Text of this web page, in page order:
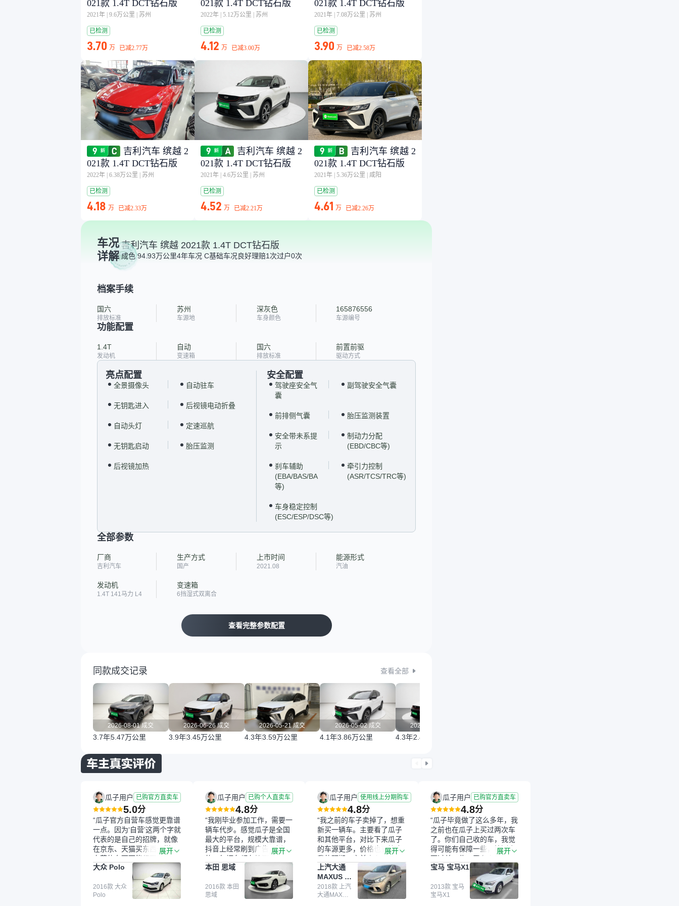
021款 1.4T DCT钻石版
2021年 9.6万公里 苏州
已检测
3.70 万 已减2.77万
021款 1.4T DCT钻石版
2022年 5.12万公里 苏州
已检测
4.12 万 已减3.00万
021款 1.4T DCT钻石版
2021年 7.08万公里 苏州
已检测
3.90 万 已减2.58万
吉利汽车 缤越 2
021款 1.4T DCT钻石版
2022年 6.38万公里 苏州
已检测
4.18 万 已减2.33万
吉利汽车 缤越 2
021款 1.4T DCT钻石版
2021年 4.6万公里 苏州
已检测
4.52 万 已减2.21万
吉利汽车 缤越 2
021款 1.4T DCT钻石版
2021年 5.36万公里 咸阳
已检测
4.61 万 已减2.26万
车况
详解
吉利汽车 缤越 2021款 1.4T DCT钻石版
成色 94.93万公里4年车况 C基础车况良好理赔1次过户0次
档案手续
国六
排放标准
苏州
车源地
深灰色
车身颜色
165876556
车源编号
功能配置
1.4T
发动机
自动
变速箱
国六
排放标准
前置前驱
驱动方式
亮点配置
全景摄像头 自动驻车
无钥匙进入 后视镜电动折叠
自动头灯 定速巡航
无钥匙启动 胎压监测
后视镜加热
安全配置
驾驶座安全气
囊
副驾驶安全气囊
前排侧气囊 胎压监测装置
安全带未系提
示
制动力分配
(EBD/CBC等)
刹车辅助
(EBA/BAS/BA
等)
牵引力控制
(ASR/TCS/TRC等)
车身稳定控制
(ESC/ESP/DSC等)
全部参数
厂商
吉利汽车
生产方式
国产
上市时间
2021.08
能源形式
汽油
发动机
1.4T 141马力 L4
变速箱
6挡湿式双离合
查看完整参数配置
同款成交记录 查看全部
2026-08-01 成交
3.7年5.47万公里
2026-06-26 成交
3.9年3.45万公里
2026-05-21 成交
4.3年3.59万公里
2026-05-02 成交
4.1年3.86万公里
2026-04-09 成交
4.3年2.48万公里
瓜子用户 已购官方直卖车
5.0分
“瓜子官方自营车感觉更靠谱
一点。因为‘自营’这两个字就
代表的是自己的招牌，就像
在京东、天猫买东西一样，
自营的东西可能都要好一
点。就是这种刻板印象吧。
一开始买二手车的时候，我
确实有担心过事故车、泡水
车这些问题。瓜子的检测报
展开
大众 Polo
2016款 大众
Polo
瓜子用户 已购个人直卖车
4.8分
“我刚毕业参加工作，需要一
辆车代步。感觉瓜子是全国
最大的平台，规模大靠谱，
抖音上经常刷到广告，挺火
的。每辆车都有检测报告，
这个让我很放心。去外面买
车全凭卖家一张嘴，不敢
买。我买了本田思域，白
色，过户次数少，公里数符
展开
本田 思域
2016款 本田
思域
瓜子用户 使用线上分期购车
4.8分
“我之前的车子卖掉了，想重
新买一辆车。主要看了瓜子
和其他平台，对比下来瓜子
的车源更多，价格也更符合
我的预期。之前卖车来过瓜
子，虽然价格没谈成，但
APP一直留着。瓜子毕竟是
大平台，整体印象还好。我
最终买了一台上汽大通，18
展开
上汽大通
MAXUS 大
通G10
2018款 上汽
大通MAXUS
瓜子用户 已购官方直卖车
4.8分
“瓜子毕竟做了这么多年，我
之前也在瓜子上买过两次车
了。你们自己收的车，我觉
得可能有保障一些，检测会
更过关一些。平台自己收上
来再卖的车，应该更可靠。
我买的是宝马X1，主要看中
它的价格和公里数比较合
适。另外，瓜子承诺无火
展开
宝马 宝马X1
2013款 宝马
宝马X1